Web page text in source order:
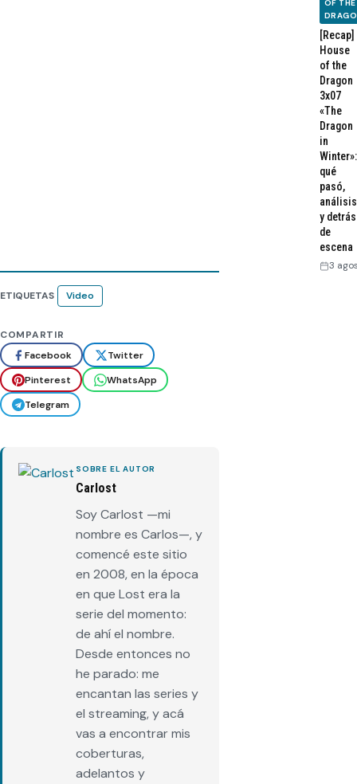
ETIQUETAS Video
COMPARTIR
Facebook
Twitter
Pinterest
WhatsApp
Telegram
SOBRE EL AUTOR
Carlost
Soy Carlost —mi
nombre es Carlos—, y
comencé este sitio
en 2008, en la época
en que Lost era la
serie del momento:
de ahí el nombre.
Desde entonces no
he parado: me
encantan las series y
el streaming, y acá
vas a encontrar mis
coberturas,
adelantos y
OF THE
[Recap]
House
of the
Dragon
3x07
«The
Dragon
in
Winter»:
qué
pasó,
análisis
y detrás
de
escena
3